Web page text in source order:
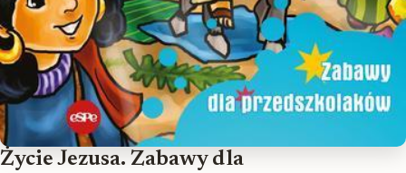
Życie Jezusa. Zabawy dla